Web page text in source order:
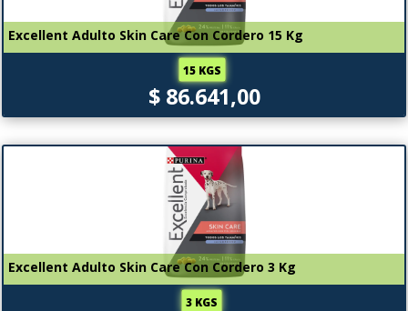
Excellent Adulto Skin Care Con Cordero 15 Kg
15 KGS
$ 86.641,00
Excellent Adulto Skin Care Con Cordero 3 Kg
3 KGS